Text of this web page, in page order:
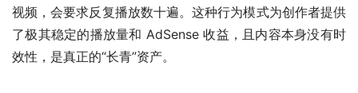
视频，会要求反复播放数十遍。这种行为模式为创作者提供
了极其稳定的播放量和 AdSense 收益，且内容本身没有时
效性，是真正的“长青”资产。